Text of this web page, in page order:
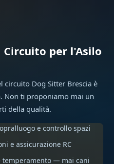
Circuito per l'Asilo
circuito Dog Sitter Brescia è
Non ti proponiamo mai un
della qualità.
e controllo spazi
e assicurazione RC
— mai cani